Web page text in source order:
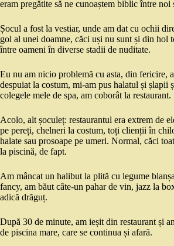
eram pregătite să ne cunoaștem biblic între
Șocul a fost la vestiar, unde am dat cu ochii
gol al unei doamne, căci uși nu sunt și din hol
între oameni în diverse stadii de nuditate.
Eu nu am nicio problemă cu asta, din fericire,
despuiat la costum, mi-am pus halatul și șlapii
colegele mele de spa, am coborât la restaurant.
Acolo, alt șoculeț: restaurantul era extrem de
pe pereți, chelneri la costum, toți clienții în
halate sau prosoape pe umeri. Normal, căci
la piscină, de fapt.
Am mâncat un halibut la plită cu legume
fancy, am băut câte-un pahar de vin, jazz la
adică drăguț.
După 30 de minute, am ieșit din restaurant și
de piscina mare, care se continua și afară.